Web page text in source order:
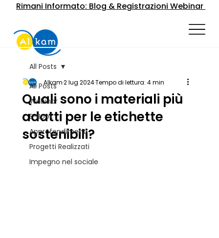
Rimani Informato: Blog & Registrazioni Webinar
All Posts
Webinar
E-Book
Approfondimenti
Progetti Realizzati
Impegno nel sociale
All Posts
Quali sono i materiali più
adatti per le etichette
sostenibili?
Alkam2 lug 2024Tempo di lettura: 4 min